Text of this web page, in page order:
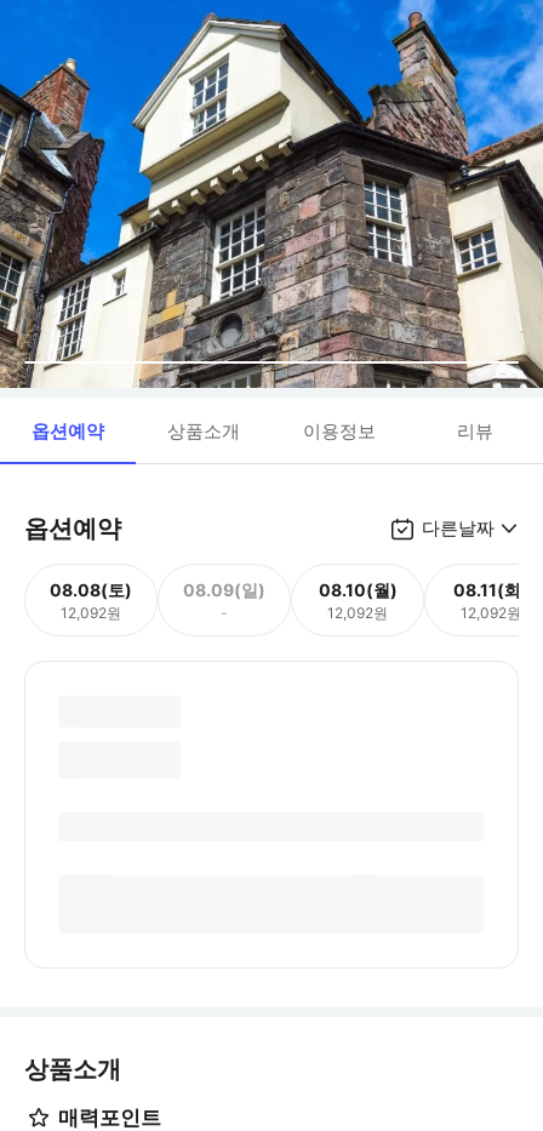
옵션예약 상품소개 이용정보 리뷰
옵션예약 다른날짜
08.08(토)
12,092원
08.09(일)
-
08.10(월)
12,092원
08.11(화)
12,092원
상품소개
매력포인트